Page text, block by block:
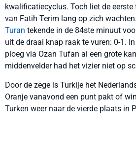
kwalificatiecyclus. Toch liet de eerste
van Fatih Terim lang op zich
Turan tekende in de 84ste minuut
uit de draai knap raak te vuren: 0-1.
ploeg via Ozan Tufan al een grote
middenvelder had het vizier niet op
Door de zege is Turkije het
Oranje vanavond een punt pakt of
Turken weer naar de vierde plaats in